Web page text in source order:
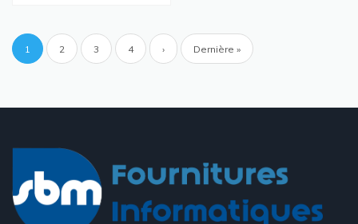
Pagination
Page
1 Page
2 Page
3 Page
4 Page
› Dernière
Dernière »